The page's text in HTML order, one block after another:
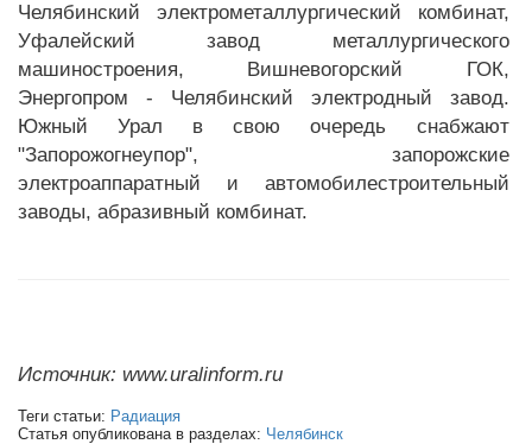
Челябинский электрометаллургический комбинат,
Уфалейский завод металлургического
машиностроения, Вишневогорский ГОК,
Энергопром - Челябинский электродный завод.
Южный Урал в свою очередь снабжают
"Запорожогнеупор", запорожские
электроаппаратный и автомобилестроительный
заводы, абразивный комбинат.
Источник: www.uralinform.ru
Теги статьи: Радиация
Статья опубликована в разделах: Челябинск